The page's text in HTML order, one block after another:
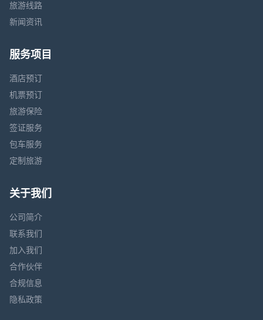
旅游线路
新闻资讯
服务项目
酒店预订
机票预订
旅游保险
签证服务
包车服务
定制旅游
关于我们
公司简介
联系我们
加入我们
合作伙伴
合规信息
隐私政策